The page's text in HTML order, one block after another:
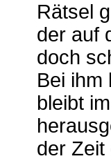
Rätsel
der auf
doch
Bei ihm
bleibt
der Zeit